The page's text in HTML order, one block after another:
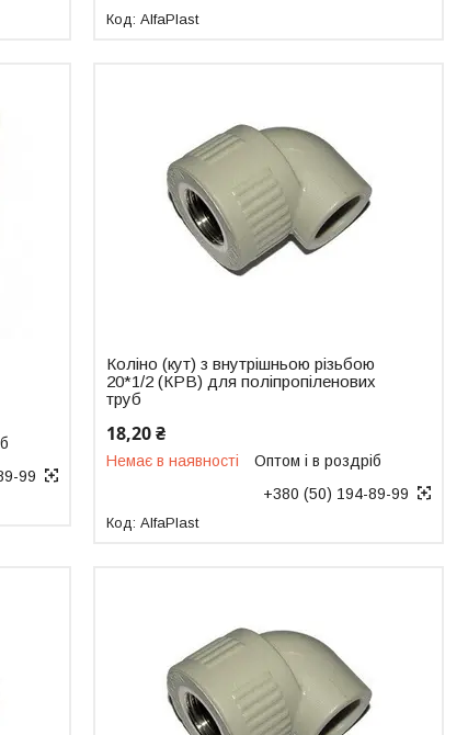
AlfaPlast
99
Коліно (кут) з внутрішньою різьбою
20*1/2 (КРВ) для поліпропіленових
труб
18,20 ₴
Немає в наявності
Оптом і в роздріб
+380 (50) 194-89-99
AlfaPlast